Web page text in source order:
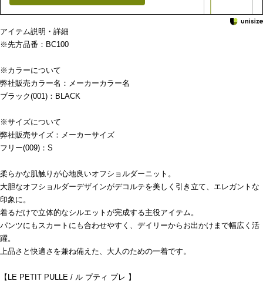
アイテム説明・詳細
※先方品番：BC100
※カラーについて
弊社販売カラー名：メーカーカラー名
ブラック(001)：BLACK
※サイズについて
弊社販売サイズ：メーカーサイズ
フリー(009)：S
柔らかな肌触りが心地良いオフショルダーニット。
大胆なオフショルダーデザインがデコルテを美しく引き立て、エレガントな
印象に。
着るだけで立体的なシルエットが完成する主役アイテム。
パンツにもスカートにも合わせやすく、デイリーからお出かけまで幅広く活
躍。
上品さと快適さを兼ね備えた、大人のための一着です。
【LE PETIT PULLE / ル プティ プレ 】